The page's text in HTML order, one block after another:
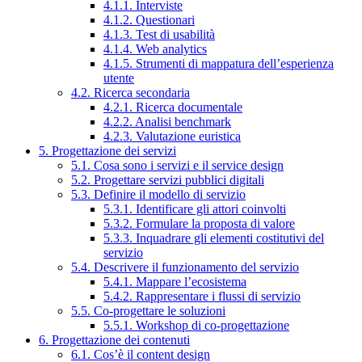
4.1.1. Interviste
4.1.2. Questionari
4.1.3. Test di usabilità
4.1.4. Web analytics
4.1.5. Strumenti di mappatura dell’esperienza
utente
4.2. Ricerca secondaria
4.2.1. Ricerca documentale
4.2.2. Analisi benchmark
4.2.3. Valutazione euristica
5. Progettazione dei servizi
5.1. Cosa sono i servizi e il service design
5.2. Progettare servizi pubblici digitali
5.3. Definire il modello di servizio
5.3.1. Identificare gli attori coinvolti
5.3.2. Formulare la proposta di valore
5.3.3. Inquadrare gli elementi costitutivi del
servizio
5.4. Descrivere il funzionamento del servizio
5.4.1. Mappare l’ecosistema
5.4.2. Rappresentare i flussi di servizio
5.5. Co-progettare le soluzioni
5.5.1. Workshop di co-progettazione
6. Progettazione dei contenuti
6.1. Cos’è il content design